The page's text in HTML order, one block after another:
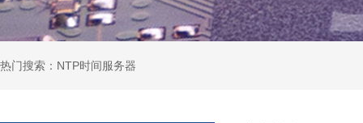
热门搜索：NTP时间服务器